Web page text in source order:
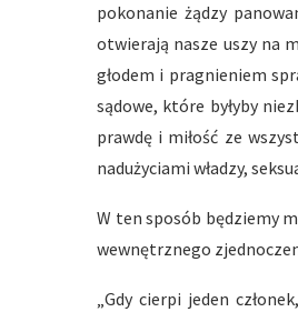
pokonanie żądzy
otwierają nasze uszy na
głodem i pragnieniem
sądowe, które byłyby
prawdę i miłość ze
nadużyciami władzy,
W ten sposób będziemy
wewnętrznego
„Gdy cierpi jeden